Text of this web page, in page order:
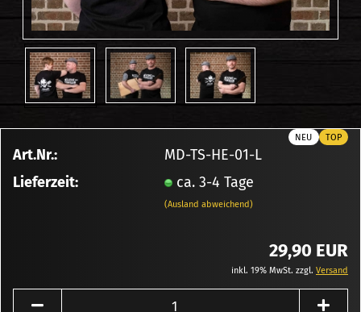
NEU TOP
Art.Nr.:
MD-TS-HE-01-L
Lieferzeit:
ca. 3-4 Tage
(Ausland abweichend)
29,90 EUR
inkl. 19% MwSt. zzgl. Versand